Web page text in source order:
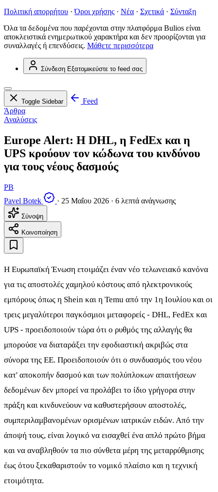
Πολιτική απορρήτου · Όροι χρήσης · Νέα · Σχετικά · Σύνταξη
Όλα τα δεδομένα που παρέχονται στην πλατφόρμα Bulios είναι
αποκλειστικά ενημερωτικού χαρακτήρα και δεν προορίζονται για
συναλλαγές ή επενδύσεις. Μάθετε περισσότερα
Σύνδεση Εξατομικεύστε το feed σας
Toggle Sidebar
Feed
Άρθρα
Αναλύσεις
Europe Alert: Η DHL, η FedEx και η
UPS κρούουν τον κώδωνα του κινδύνου
για τους νέους δασμούς
PB
Pavel Botek
· 25 Μαΐου 2026 · 6 λεπτά ανάγνωσης
Σύνοψη
Κοινοποίηση
Η Ευρωπαϊκή Ένωση ετοιμάζει έναν νέο τελωνειακό κανόνα
για τις αποστολές χαμηλού κόστους από ηλεκτρονικούς
εμπόρους όπως η Shein και η Temu από την 1η Ιουλίου και οι
τρεις μεγαλύτεροι παγκόσμιοι μεταφορείς - DHL, FedEx και
UPS - προειδοποιούν τώρα ότι ο ρυθμός της αλλαγής θα
μπορούσε να διαταράξει την εφοδιαστική ακριβώς στα
σύνορα της ΕΕ. Προειδοποιούν ότι ο συνδυασμός του νέου
κατ' αποκοπήν δασμού και των πολύπλοκων απαιτήσεων
δεδομένων δεν μπορεί να προλάβει το ίδιο γρήγορα στην
πράξη και κινδυνεύουν να καθυστερήσουν αποστολές,
συμπεριλαμβανομένων ορισμένων ιατρικών ειδών. Από την
άποψή τους, είναι λογικό να εισαχθεί ένα απλό πρώτο βήμα
και να αναβληθούν τα πιο σύνθετα μέρη της μεταρρύθμισης
έως ότου ξεκαθαριστούν το νομικό πλαίσιο και η τεχνική
ετοιμότητα.